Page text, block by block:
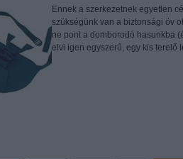
Ennek a szerkezetnek egyetlen
szükségünk van a biztonsági öv
ne pont a domborodó hasunkba
elvi igen egyszerű, egy kis terelő